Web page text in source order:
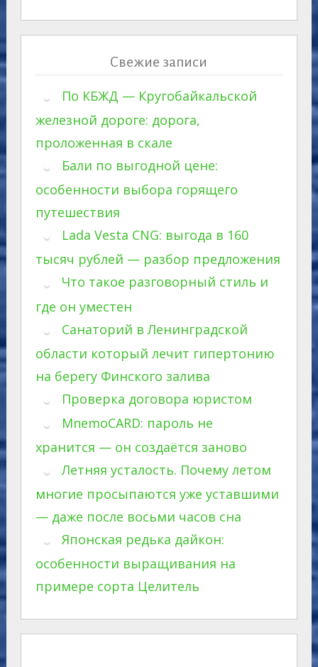
Свежие записи
По КБЖД — Кругобайкальской
железной дороге: дорога,
проложенная в скале
Бали по выгодной цене:
особенности выбора горящего
путешествия
Lada Vesta CNG: выгода в 160
тысяч рублей — разбор предложения
Что такое разговорный стиль и
где он уместен
Санаторий в Ленинградской
области который лечит гипертонию
на берегу Финского залива
Проверка договора юристом
MnemoCARD: пароль не
хранится — он создаётся заново
Летняя усталость. Почему летом
многие просыпаются уже уставшими
— даже после восьми часов сна
Японская редька дайкон:
особенности выращивания на
примере сорта Целитель